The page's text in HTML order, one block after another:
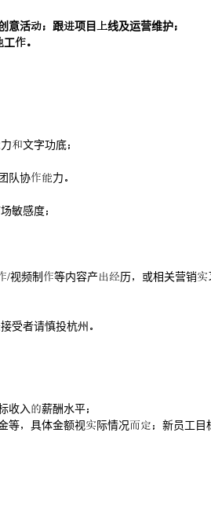
意活跟项目线及运营维护
工
文字功底
队协力
敏感度
视频制等内容产历或相关营销
者请慎投杭州
入薪酬水平
具体金额视际情况新员工目